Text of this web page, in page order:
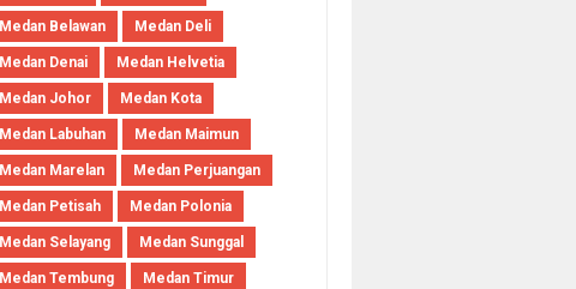
Medan Belawan Medan Deli
Medan Denai Medan Helvetia
Medan Johor Medan Kota
Medan Labuhan Medan Maimun
Medan Marelan Medan Perjuangan
Medan Petisah Medan Polonia
Medan Selayang Medan Sunggal
Medan Tembung Medan Timur